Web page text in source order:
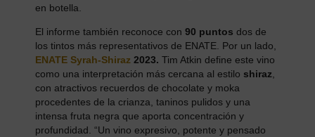
en botella.
El informe también reconoce con 90 puntos dos de
los tintos más representativos de ENATE. Por un lado,
ENATE Syrah-Shiraz 2023. Tim Atkin define este vino
como una interpretación más cercana al estilo shiraz
con atractivos recuerdos de chocolate y moka
procedentes de la crianza, taninos pulidos y una
intensa fruta negra que aporta concentración y
profundidad. “Un vino expresivo, potente y pensado